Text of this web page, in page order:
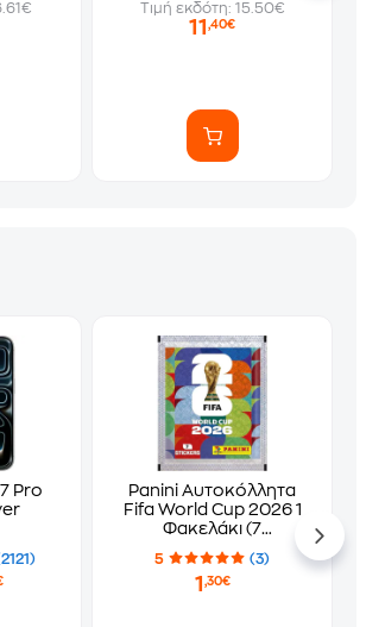
Τιμή εκδότη: 15.50€
11,40€
Pro
Panini Αυτοκόλλητα
Fifa World Cup 2026 1
Φακελάκι (7
Αυτοκόλλητα)
5 (3)
1 ,30€